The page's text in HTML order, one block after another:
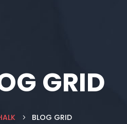
GRID
5 BLOG GRID